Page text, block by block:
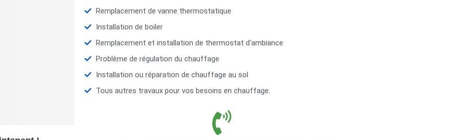
Remplacement de vanne thermostatique
Installation de boiler
Remplacement et installation de thermostat d'ambiance
Problème de régulation du chauffage
Installation ou réparation de chauffage au sol
Tous autres travaux pour vos besoins en chauffage.